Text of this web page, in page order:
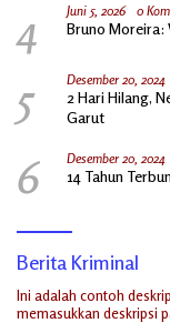
4 Juni 5, 2026 0
Bruno Moreira:
5 Desember 20, 2024
2 Hari Hilang,
Garut
6 Desember 20, 2024
14 Tahun
Berita Kriminal
Ini adalah contoh
memasukkan deskripsi